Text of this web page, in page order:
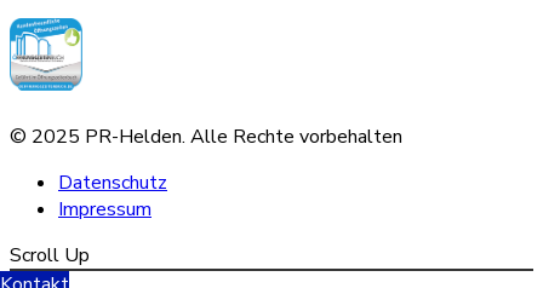
© 2025 PR-Helden. Alle Rechte vorbehalten
Datenschutz
Impressum
Scroll Up
Sofern Sie Ihre Datenschutzeinstellungen ändern möchten z.B. Erteilung